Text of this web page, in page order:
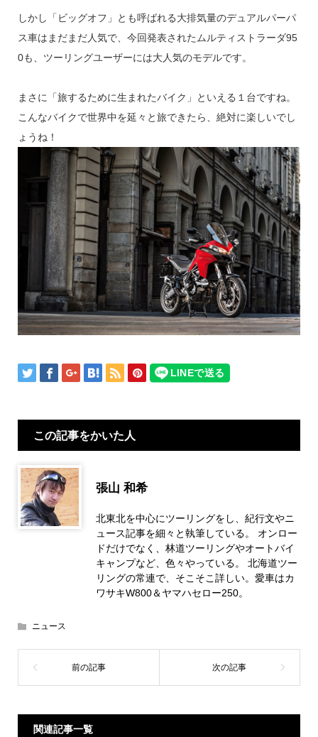
しかし「ビッグオフ」とも呼ばれる大排気量のデュアルパーパ
ス車はまだまだ人気で、今回発表されたムルティストラーダ95
0も、ツーリングユーザーには大人気のモデルです。
まさに「旅するために生まれたバイク」といえる１台ですね。
こんなバイクで世界中を延々と旅できたら、絶対に楽しいでし
ょうね！
この記事をかいた人
張山 和希
北東北を中心にツーリングをし、紀行文やニ
ュース記事を細々と執筆している。 オンロー
ドだけでなく、林道ツーリングやオートバイ
キャンプなど、色々やっている。 北海道ツー
リングの常連で、そこそこ詳しい。愛車はカ
ワサキW800＆ヤマハセロー250。
ニュース
関連記事一覧